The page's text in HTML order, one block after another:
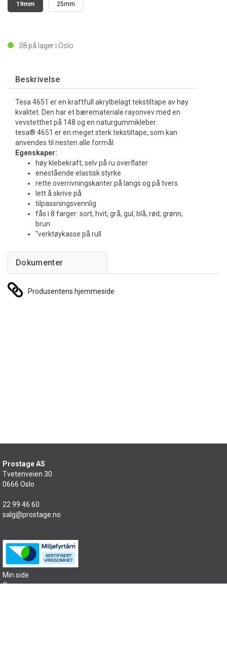
19mm 25mm
38 på lager i Oslo
Beskrivelse
Tesa 4651 er en kraftfull akrylbelagt tekstiltape av høy
kvalitet. Den har et bæremateriale rayonvev med en
vevstetthet på 148 og en naturgummikleber.
tesa® 4651 er en meget sterk tekstiltape, som kan
anvendes til nesten alle formål.
Egenskaper:
høy klebekraft, selv på ru overflater
enestående elastisk styrke
rette overrivningskanter på langs og på tvers
lett å skrive på
tilpassningsvennlig
fås i 8 farger: sort, hvit, grå, gul, blå, rød, grønn,
brun
"verktøykasse på rull
Produsentens hjemmeside
Prostage AS
Tvetenveien 30
0666 Oslo
22 99 46 60
salg@prostage.no
Min side
Om oss